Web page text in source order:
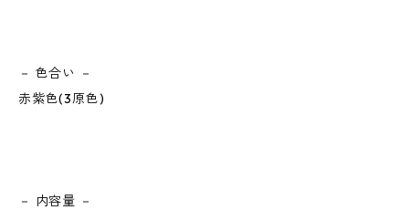
－ 色合い －
赤紫色(3原色)
－ 内容量 －